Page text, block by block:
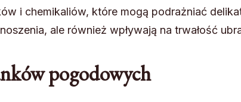
i chemikaliów, które mogą podrażniać
ale również wpływają na trwałość
pogodowych